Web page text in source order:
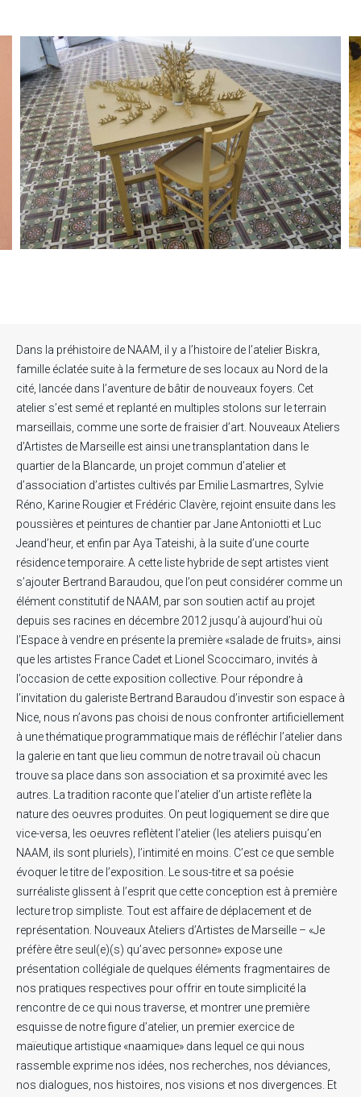
Dans la préhistoire de NAAM, il y a l’histoire de l’atelier Biskra,
famille éclatée suite à la fermeture de ses locaux au Nord de la
cité, lancée dans l’aventure de bâtir de nouveaux foyers. Cet
atelier s’est semé et replanté en multiples stolons sur le terrain
marseillais, comme une sorte de fraisier d’art. Nouveaux Ateliers
d’Artistes de Marseille est ainsi une transplantation dans le
quartier de la Blancarde, un projet commun d’atelier et
d’association d’artistes cultivés par Emilie Lasmartres, Sylvie
Réno, Karine Rougier et Frédéric Clavère, rejoint ensuite dans les
poussières et peintures de chantier par Jane Antoniotti et Luc
Jeand’heur, et enfin par Aya Tateishi, à la suite d’une courte
résidence temporaire. A cette liste hybride de sept artistes vient
s’ajouter Bertrand Baraudou, que l’on peut considérer comme un
élément constitutif de NAAM, par son soutien actif au projet
depuis ses racines en décembre 2012 jusqu’à aujourd’hui où
l’Espace à vendre en présente la première «salade de fruits», ainsi
que les artistes France Cadet et Lionel Scoccimaro, invités à
l’occasion de cette exposition collective. Pour répondre à
l’invitation du galeriste Bertrand Baraudou d’investir son espace à
Nice, nous n’avons pas choisi de nous confronter artificiellement
à une thématique programmatique mais de réfléchir l’atelier dans
la galerie en tant que lieu commun de notre travail où chacun
trouve sa place dans son association et sa proximité avec les
autres. La tradition raconte que l’atelier d’un artiste reflète la
nature des oeuvres produites. On peut logiquement se dire que
vice-versa, les oeuvres reflètent l’atelier (les ateliers puisqu’en
NAAM, ils sont pluriels), l’intimité en moins. C’est ce que semble
évoquer le titre de l’exposition. Le sous-titre et sa poésie
surréaliste glissent à l’esprit que cette conception est à première
lecture trop simpliste. Tout est affaire de déplacement et de
représentation. Nouveaux Ateliers d’Artistes de Marseille – «Je
préfère être seul(e)(s) qu’avec personne» expose une
présentation collégiale de quelques éléments fragmentaires de
nos pratiques respectives pour offrir en toute simplicité la
rencontre de ce qui nous traverse, et montrer une première
esquisse de notre figure d’atelier, un premier exercice de
maïeutique artistique «naamique» dans lequel ce qui nous
rassemble exprime nos idées, nos recherches, nos déviances,
nos dialogues, nos histoires, nos visions et nos divergences. Et
...